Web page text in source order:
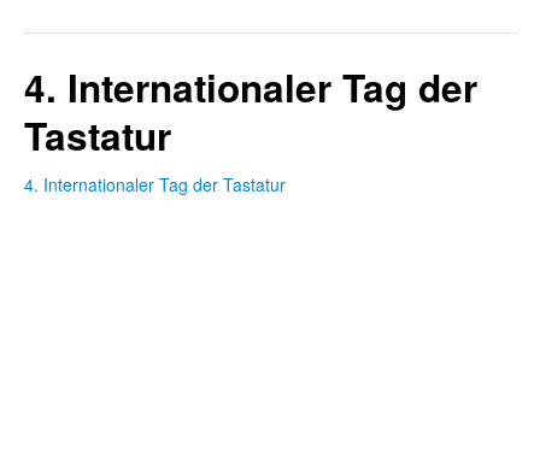
4. Internationaler Tag der
Tastatur
4. Internationaler Tag der Tastatur